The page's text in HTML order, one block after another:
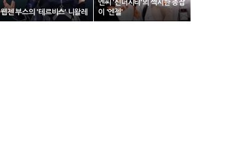
웹젠 부스의 '테르비스' 니왈레
엔씨 '신더시티'의 섹시한 총잡
이 '엔젤'